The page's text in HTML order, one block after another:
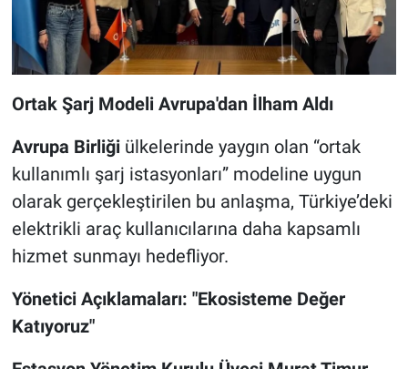
Ortak Şarj Modeli Avrupa'dan İlham Aldı
Avrupa Birliğiülkelerinde yaygın olan “ortak
kullanımlı şarj istasyonları” modeline uygun
olarak gerçekleştirilen bu anlaşma, Türkiye’deki
elektrikli araç kullanıcılarına daha kapsamlı
hizmet sunmayı hedefliyor.
Yönetici Açıklamaları: "Ekosisteme Değer
Katıyoruz"